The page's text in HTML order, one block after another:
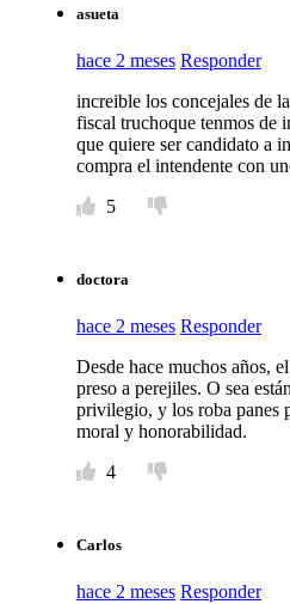
asueta
hace 2 meses Responder
increible los concejales de
fiscal truchoque tenmos de
que quiere ser candidato a
compra el intendente con
5
doctora
hace 2 meses Responder
Desde hace muchos años,
preso a perejiles. O sea
privilegio, y los roba panes
moral y honorabilidad.
4
Carlos
hace 2 meses Responder